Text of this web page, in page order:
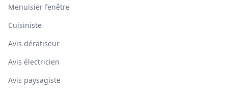
Menuisier fenêtre
Cuisiniste
Avis dératiseur
Avis électricien
Avis paysagiste